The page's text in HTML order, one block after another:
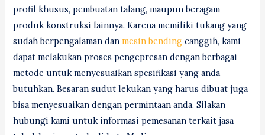
profil khusus, pembuatan talang, maupun beragam
produk konstruksi lainnya. Karena memiliki tukang yang
sudah berpengalaman danmesin bending canggih, kami
dapat melakukan proses pengepresan dengan berbagai
metode untuk menyesuaikan spesifikasi yang anda
butuhkan. Besaran sudut lekukan yang harus dibuat juga
bisa menyesuaikan dengan permintaan anda. Silakan
hubungi kami untuk informasi pemesanan terkait jasa